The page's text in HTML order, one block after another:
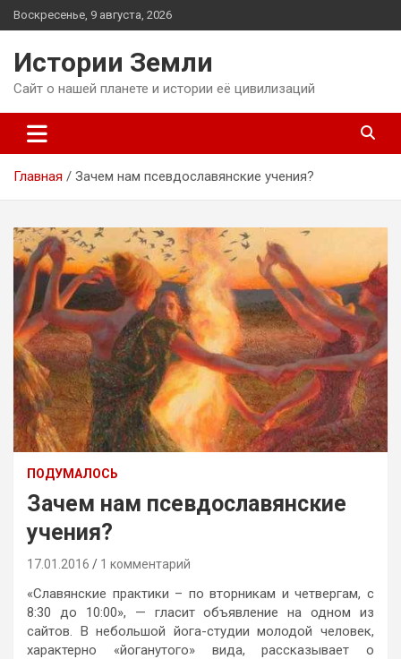
Перейти
к
Воскресенье, 9 августа, 2026
Истории Земли
Сайт о нашей планете и истории её цивилизаций
Главная Зачем нам псевдославянские учения?
ПОДУМАЛОСЬ
Зачем нам псевдославянские
учения?
17.01.2016 1 комментарий
«Славянские практики – по вторникам и четвергам, с
8:30 до 10:00», — гласит объявление на одном из
сайтов. В небольшой йога-студии молодой человек,
характерно «йоганутого» вида, рассказывает о